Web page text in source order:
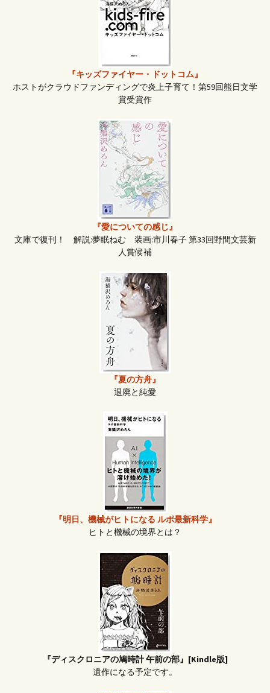
『キッズファイヤー・ドットコム』
ホストがクラウドファンディングで炎上子育て！第59回熊日文学
賞受賞作
『愛についての感じ』
文庫で復刊！ 解説:夢眠ねむ 装画:市川春子 第33回野間文芸新
人賞候補
『夏の方舟』
退廃と純愛
『明日、機械がヒトになる ルポ最新科学』
ヒトと機械の境界とは？
『ディスクロニアの鳩時計 午前の部』[Kindle版]
遺作になる予定です。